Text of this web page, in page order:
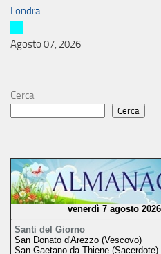
Londra
Agosto 07, 2026
Cerca
Cerca